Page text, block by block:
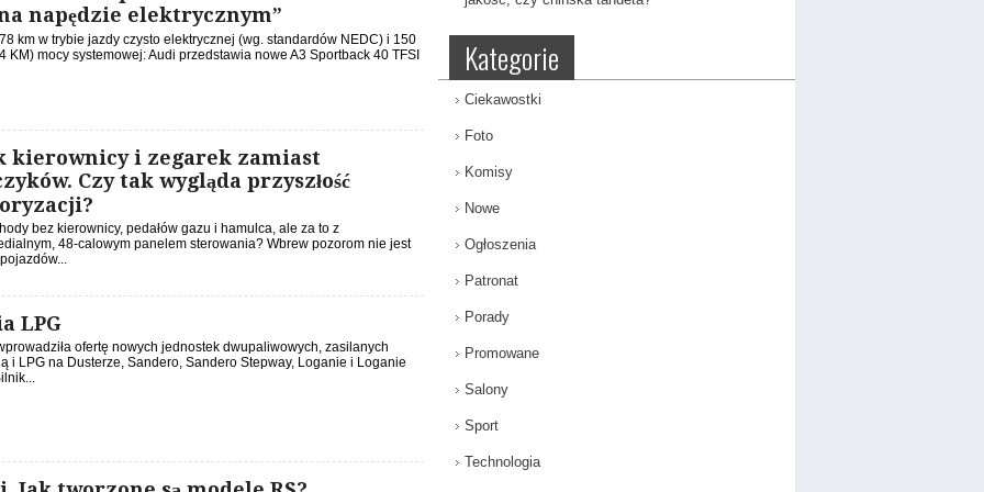
napędzie elektrycznym”
km w trybie jazdy czysto elektrycznej (wg. standardów NEDC) i 150
KM) mocy systemowej: Audi przedstawia nowe A3 Sportback 40 TFSI
kierownicy i zegarek zamiast
Czy tak wygląda przyszłość
bez kierownicy, pedałów gazu i hamulca, ale za to z
48-calowym panelem sterowania? Wbrew pozorom nie jest
LPG
ofertę nowych jednostek dwupaliwowych, zasilanych
i LPG na Dusterze, Sandero, Sandero Stepway, Loganie i Loganie
Kategorie
Ciekawostki
Foto
Komisy
Nowe
Ogłoszenia
Patronat
Porady
Promowane
Salony
Sport
Technologia